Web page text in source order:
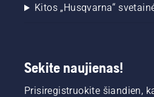
Kitos „Husqvarna“
Sekite naujienas!
Prisiregistruokite šiandien,